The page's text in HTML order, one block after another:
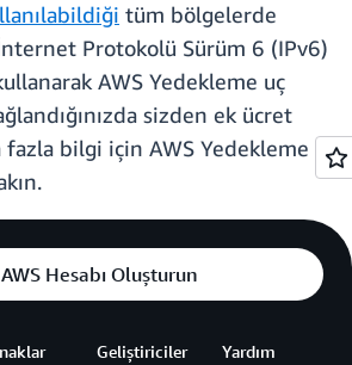
tüm bölgelerde
Protokolü Sürüm 6 (IPv6)
AWS Yedekleme uç
sizden ek ücret
fazla bilgi için AWS Yedekleme
Hesabı Oluşturun
Geliştiriciler Yardım